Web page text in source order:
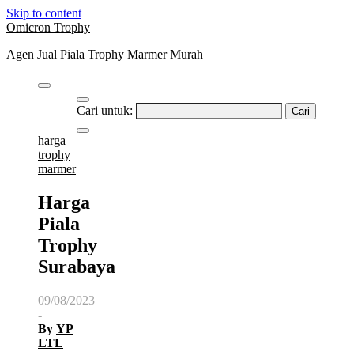
Skip to content
Omicron Trophy
Agen Jual Piala Trophy Marmer Murah
Cari untuk:
harga
trophy
marmer
Harga
Piala
Trophy
Surabaya
09/08/2023
-
By YP
LTL